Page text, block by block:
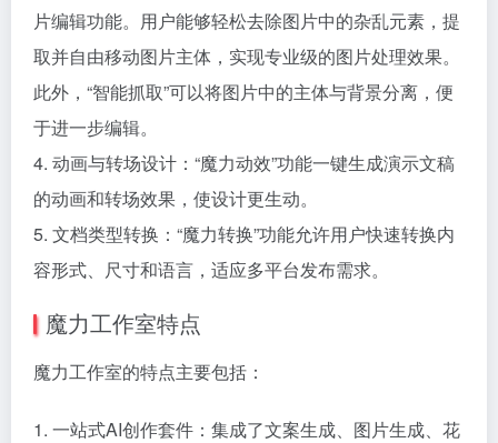
片编辑功能。用户能够轻松去除图片中的杂乱元素，提
取并自由移动图片主体，实现专业级的图片处理效果。
此外，“智能抓取”可以将图片中的主体与背景分离，便
于进一步编辑。
4. 动画与转场设计：“魔力动效”功能一键生成演示文稿
的动画和转场效果，使设计更生动。
5. 文档类型转换：“魔力转换”功能允许用户快速转换内
容形式、尺寸和语言，适应多平台发布需求。
魔力工作室特点
魔力工作室的特点主要包括：
1. 一站式AI创作套件：集成了文案生成、图片生成、花